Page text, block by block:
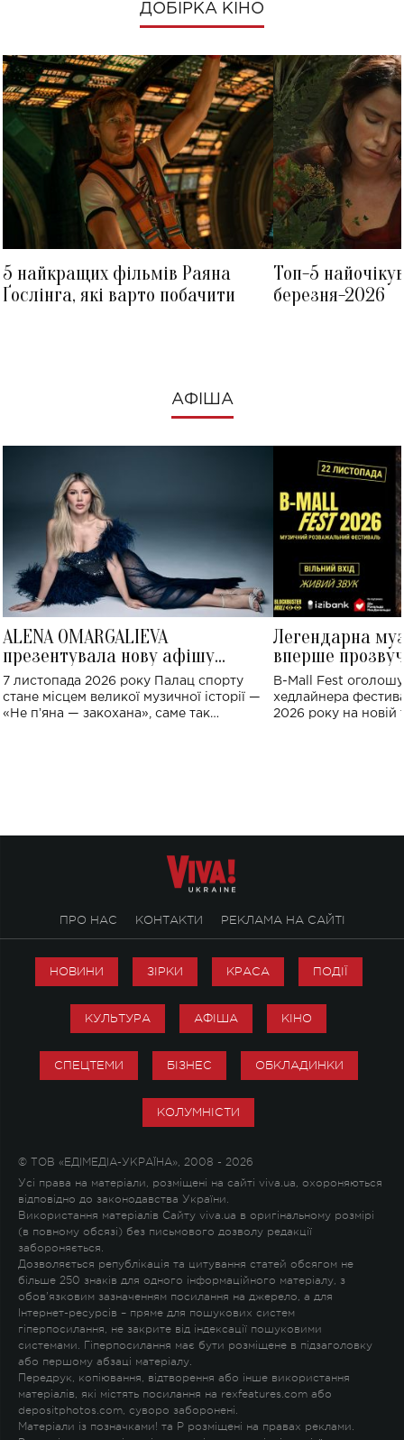
ДОБІРКА КІНО
5 найкращих фільмів Раяна
Ґослінга, які варто побачити
Топ-5
березня-2026
АФІША
ALENA OMARGALIEVA
презентувала нову афішу
великого концерту в Палаці
спорту
7 листопада 2026 року Палац спорту
стане місцем великої музичної історії —
«Не пʼяна — закохана», саме так
Легендарна
вперше
Україні: де
B-Mall Fest
хедлайнера
2026 року на новій
ПРО НАС КОНТАКТИ РЕКЛАМА НА САЙТІ
НОВИНИ ЗІРКИ КРАСА ПОДІЇ
КУЛЬТУРА АФІША КІНО
СПЕЦТЕМИ БІЗНЕС ОБКЛАДИНКИ
КОЛУМНІСТИ
© ТОВ «ЕДІМЕДІА-УКРАЇНА», 2008 - 2026
Усі права на матеріали, розміщені на сайті viva.ua, охороняються
відповідно до законодавства України.
Використання матеріалів Сайту viva.ua в оригінальному розмірі
(в повному обсязі) без письмового дозволу редакції
забороняється.
Дозволяється републікація та цитування статей обсягом не
більше 250 знаків для одного інформаційного матеріалу, з
обов'язковим зазначенням посилання на джерело, а для
Інтернет-ресурсів – пряме для пошукових систем
гіперпосилання, не закрите від індексації пошуковими
системами. Гіперпосилання має бути розміщене в підзаголовку
або першому абзаці матеріалу.
Передрук, копіювання, відтворення або інше використання
матеріалів, які містять посилання на rexfeatures.com або
depositphotos.com, суворо заборонені.
Матеріали із позначками! та P розміщені на правах реклами.